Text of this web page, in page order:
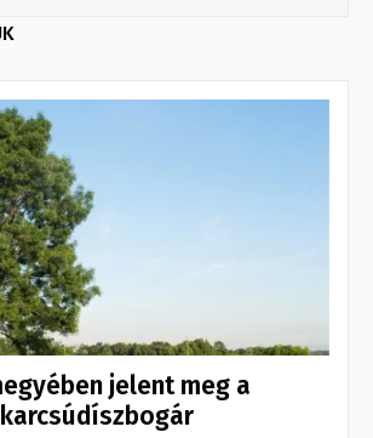
jelent meg a